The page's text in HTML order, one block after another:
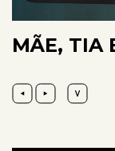
MÃE, TIA